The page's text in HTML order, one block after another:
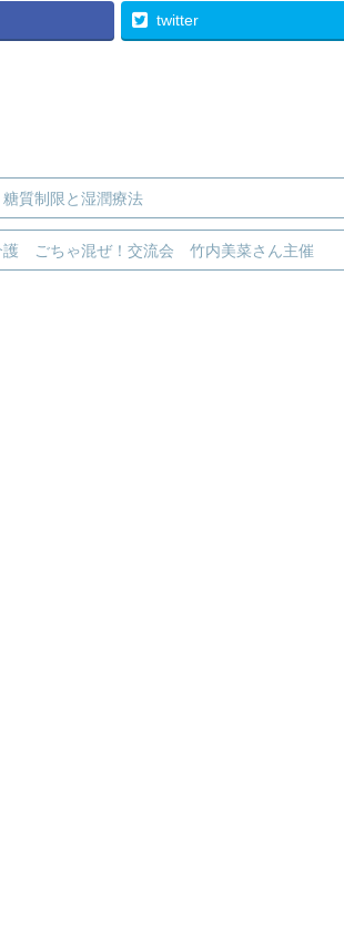
twitter
質制限と湿潤療法
護 ごちゃ混ぜ！交流会 竹内美菜さん主催